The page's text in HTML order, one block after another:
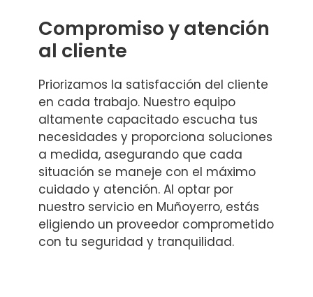
Compromiso y atención
al cliente
Priorizamos la satisfacción del cliente
en cada trabajo. Nuestro equipo
altamente capacitado escucha tus
necesidades y proporciona soluciones
a medida, asegurando que cada
situación se maneje con el máximo
cuidado y atención. Al optar por
nuestro servicio en Muñoyerro, estás
eligiendo un proveedor comprometido
con tu seguridad y tranquilidad.